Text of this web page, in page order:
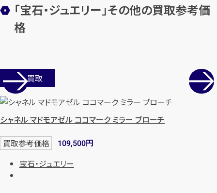
【総合受付】24時間・年中無休(年末年
「宝石・ジュエリー」その他の買取参考価
格
店舗買取
シャネル マドモアゼル ココマーク ミラー ブローチ
買取参考価格 109,500円
宝石・ジュエリー